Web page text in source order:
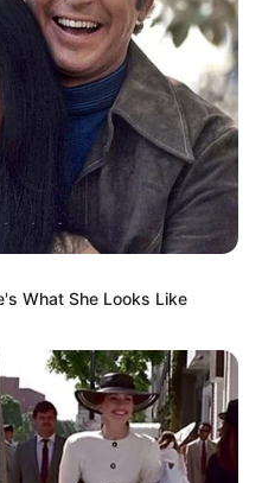
What She Looks Like